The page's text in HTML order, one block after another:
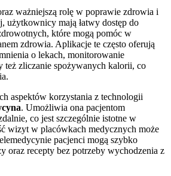
ważniejszą rolę w poprawie zdrowia i
użytkownicy mają łatwy dostęp do
które mogą pomóc w
zdrowia. Aplikacje te często oferują
o lekach, monitorowanie
też zliczanie spożywanych kalorii, co
aspektów korzystania z technologii
. Umożliwia ona pacjentom
co jest szczególnie istotne w
wizyt w placówkach medycznych może
pacjenci mogą szybko
oraz recepty bez potrzeby wychodzenia z